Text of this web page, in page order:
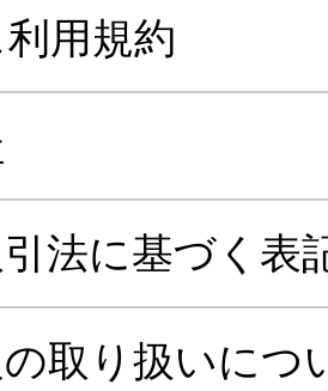
用規約
法に基づく表
取り扱いにつ